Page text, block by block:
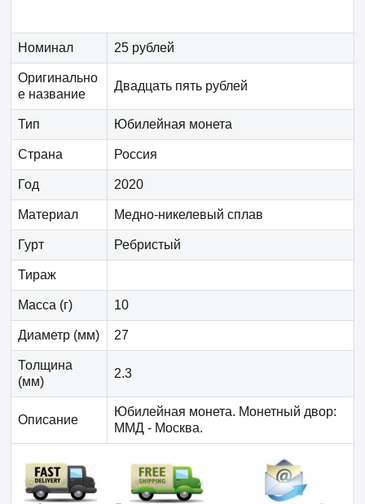
Номинал 25 рублей
Оригинально
е название
Двадцать пять рублей
Тип Юбилейная монета
Страна Россия
Год 2020
Материал Медно-никелевый сплав
Гурт Ребристый
Тираж
Масса (г) 10
Диаметр (мм) 27
Толщина
(мм)
2.3
Описание
Юбилейная монета. Монетный двор:
ММД - Москва.